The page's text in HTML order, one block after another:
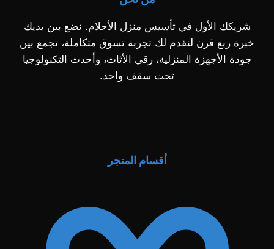
شريكك الأول في تأسيس منزل الأحلام. نضع بين يديك
خبرة ربع قرن لنقدم لك تجربة تسوق متكاملة، تجمع بين
جودة الأجهزة المنزلية، رقي الأثاث، وأحدث التكنولوجيا
تحت سقف واحد.
أقسام المتجر